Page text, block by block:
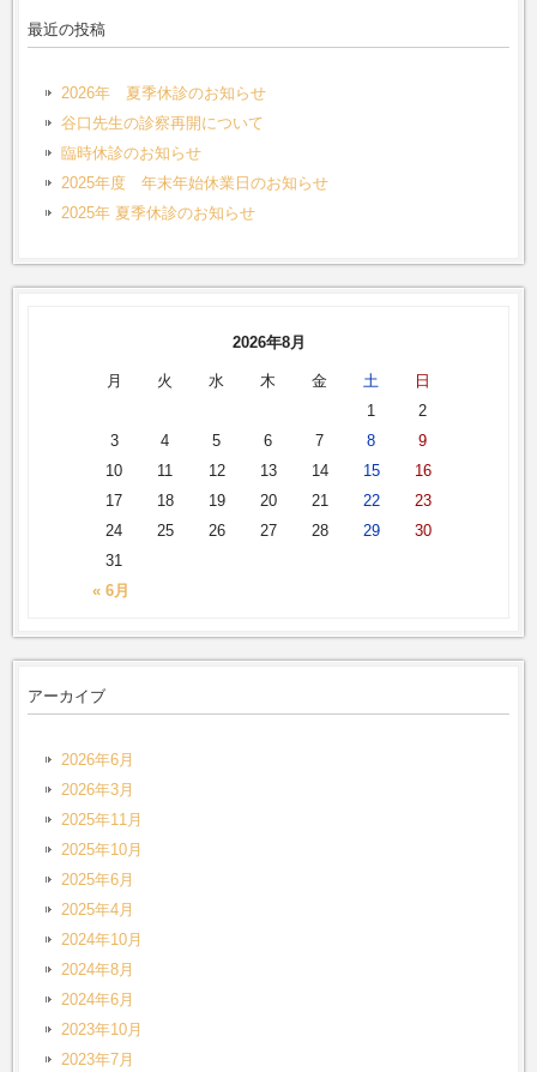
最近の投稿
2026年 夏季休診のお知らせ
谷口先生の診察再開について
臨時休診のお知らせ
2025年度 年末年始休業日のお知らせ
2025年 夏季休診のお知らせ
2026年8月
月 火 水 木 金 土 日
« 6月
1
2
3
4 5 6 7 8
9
10
11 12 13 14 15
16
17
18 19 20 21 22
23
24
25 26 27 28 29
30
31
アーカイブ
2026年6月
2026年3月
2025年11月
2025年10月
2025年6月
2025年4月
2024年10月
2024年8月
2024年6月
2023年10月
2023年7月